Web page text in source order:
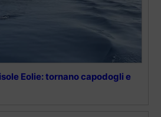
Eolie: tornano capodogli e